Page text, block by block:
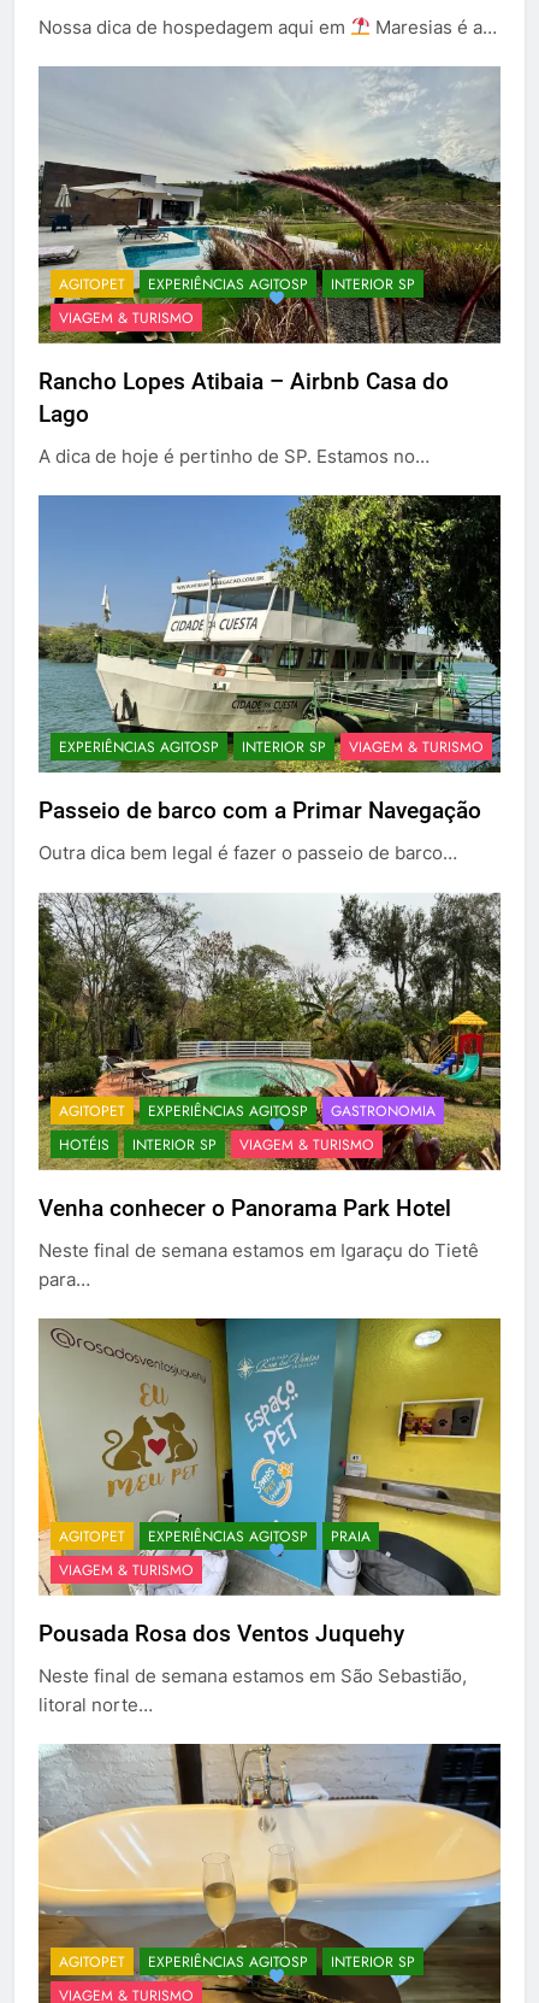
Nossa dica de hospedagem aqui em Maresias é a…
AGITOPET EXPERIÊNCIAS AGITOSP
INTERIOR SP
VIAGEM & TURISMO
Rancho Lopes Atibaia – Airbnb Casa do
Lago
A dica de hoje é pertinho de SP. Estamos no…
EXPERIÊNCIAS AGITOSP INTERIOR SP VIAGEM & TURISMO
Passeio de barco com a Primar Navegação
Outra dica bem legal é fazer o passeio de barco…
AGITOPET EXPERIÊNCIAS AGITOSP
GASTRONOMIA
HOTÉIS
INTERIOR SP VIAGEM & TURISMO
Venha conhecer o Panorama Park Hotel
Neste final de semana estamos em Igaraçu do Tietê
para…
AGITOPET EXPERIÊNCIAS AGITOSP
PRAIA
VIAGEM & TURISMO
Pousada Rosa dos Ventos Juquehy
Neste final de semana estamos em São Sebastião,
litoral norte…
AGITOPET EXPERIÊNCIAS AGITOSP
INTERIOR SP
VIAGEM & TURISMO